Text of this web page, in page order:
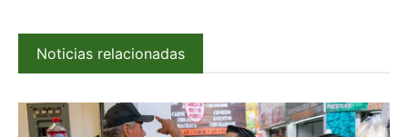
Noticias relacionadas